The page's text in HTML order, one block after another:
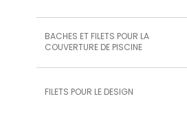
BACHES ET FILETS POUR LA
COUVERTURE DE PISCINE
FILETS POUR LE DESIGN